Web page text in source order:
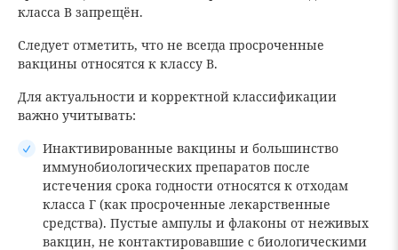
класса В запрещён.
Следует отметить, что не всегда просроченные
вакцины относятся к классу В.
Для актуальности и корректной классификации
важно учитывать:
Инактивированные вакцины и большинство
иммунобиологических препаратов после
истечения срока годности относятся к отходам
класса Г (как просроченные лекарственные
средства). Пустые ампулы и флаконы от неживых
вакцин, не контактировавшие с биологическими